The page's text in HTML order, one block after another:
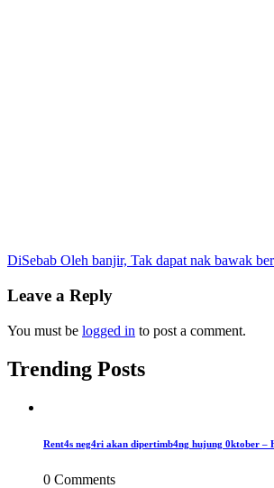
Post
navigation
DiSebab Oleh banjir, Tak dapat nak bawak
Leave a Reply
You must be logged in to post a comment.
Trending Posts
Rent4s neg4ri akan dipertimb4ng hujung 0ktober –
0 Comments